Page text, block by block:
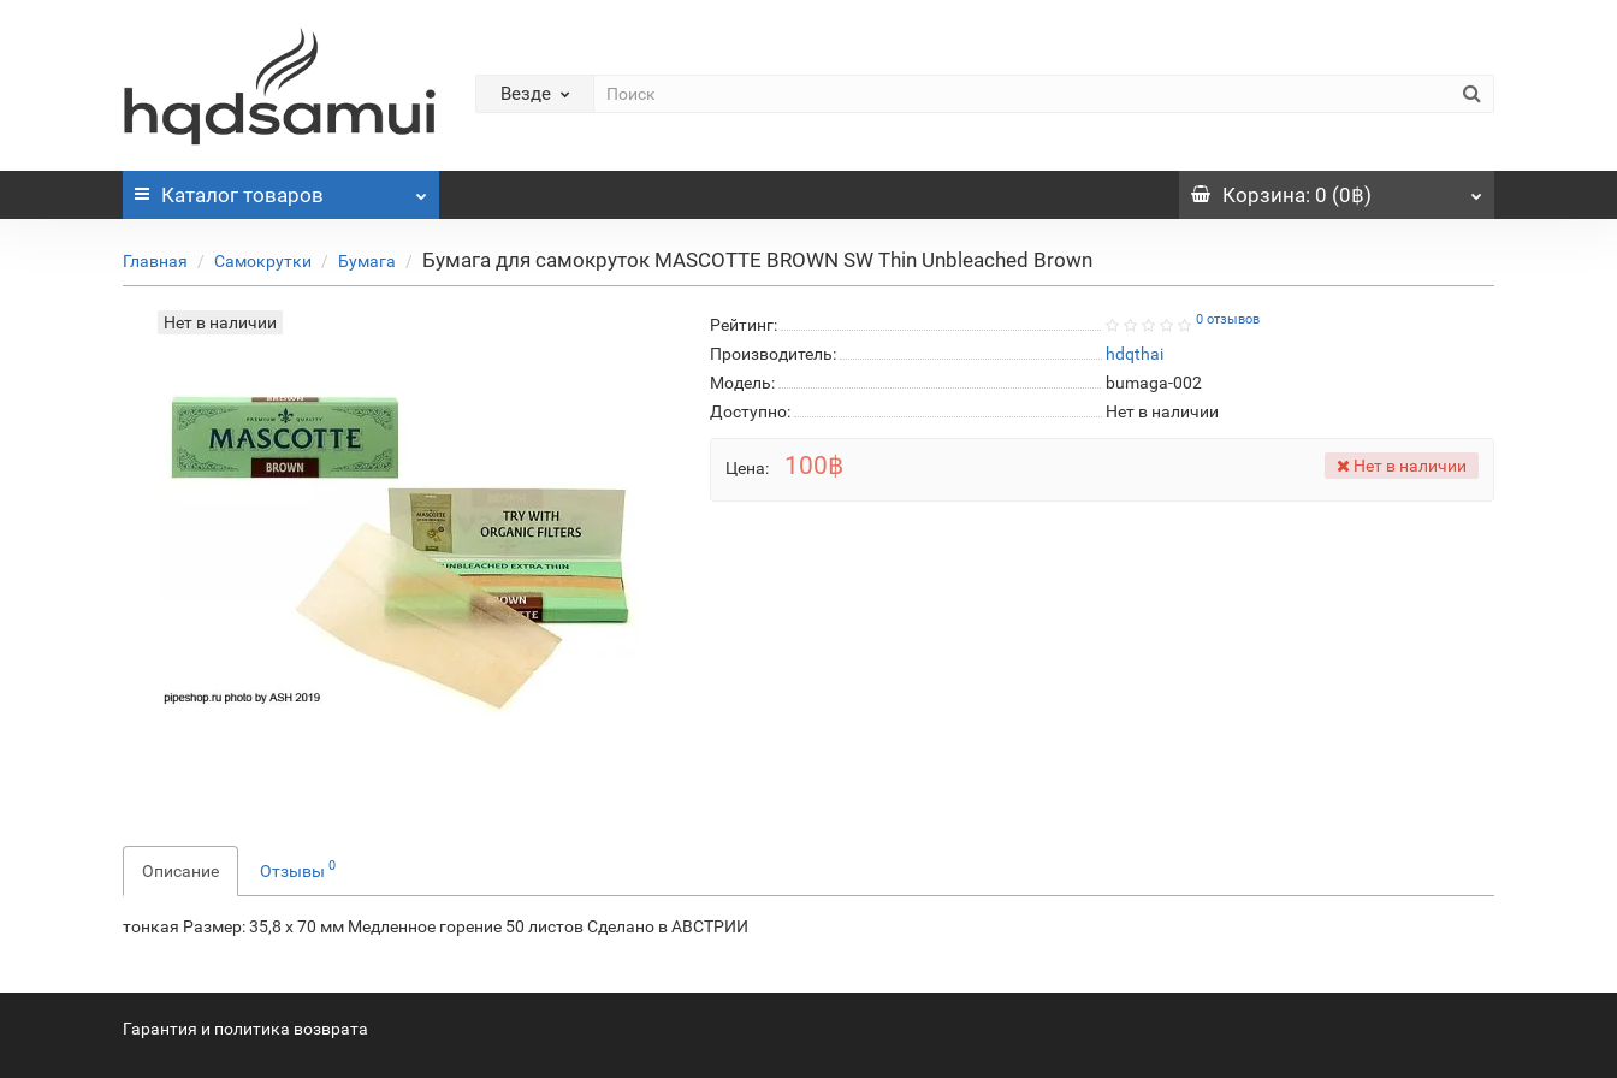
Везде
Каталог товаров Корзина: 0 (0฿)
Главная Самокрутки Бумага Бумага для самокруток MASCOTTE BROWN SW Thin Unbleached Brown
Нет в наличии Рейтинг: 0 отзывов
Производитель:
hdqthai
Модель:
bumaga-002
Доступно:
Нет в наличии
Цена: 100฿ Нет в наличии
Описание Отзывы 0
тонкая Размер: 35,8 x 70 мм Медленное горение 50 листов Сделано в АВСТРИИ
Гарантия и политика возврата